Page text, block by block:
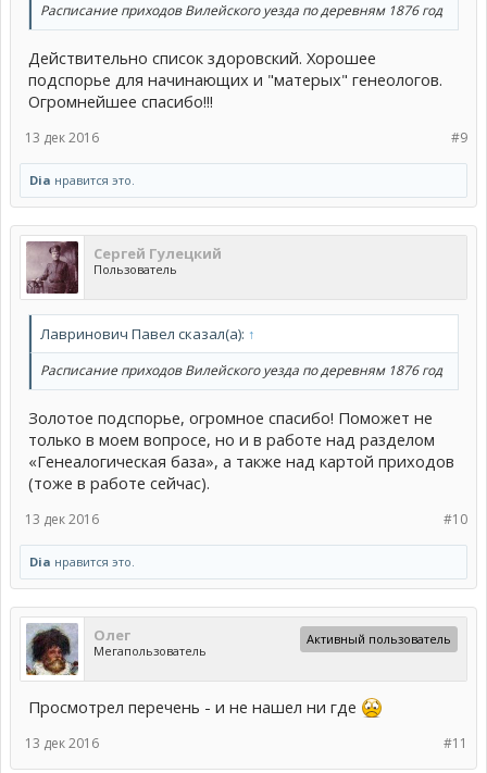
Расписание приходов Вилейского уезда по деревням 1876 год
Действительно список здоровский. Хорошее
подспорье для начинающих и "матерых" генеологов.
Огромнейшее спасибо!!!
#9
13 дек 2016
Dia нравится это.
Сергей Гулецкий
Пользователь
Лавринович Павел сказал(а): ↑
Расписание приходов Вилейского уезда по деревням 1876 год
Золотое подспорье, огромное спасибо! Поможет не
только в моем вопросе, но и в работе над разделом
«Генеалогическая база», а также над картой приходов
(тоже в работе сейчас).
#10
13 дек 2016
Dia нравится это.
Олег
Мегапользователь
Активный пользователь
Просмотрел перечень - и не нашел ни где
#11
13 дек 2016